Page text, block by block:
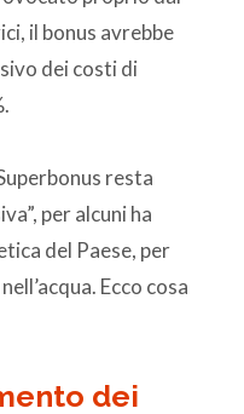
il bonus avrebbe
dei costi di
resta
per alcuni ha
del Paese, per
Ecco cosa
dei